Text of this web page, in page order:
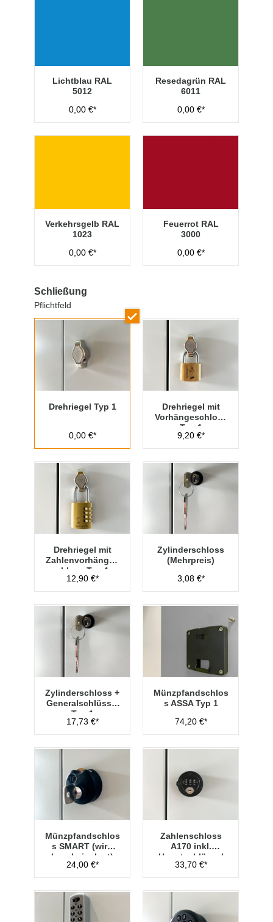
Lichtblau RAL
5012
0,00 €*
Resedagrün RAL
6011
0,00 €*
Verkehrsgelb RAL
1023
0,00 €*
Feuerrot RAL
3000
0,00 €*
Schließung
Pflichtfeld
Drehriegel Typ 1
0,00 €*
Drehriegel mit
Vorhängeschloss
Typ 1
9,20 €*
Drehriegel mit
Zahlenvorhänges
chloss Typ 1
12,90 €*
Zylinderschloss
(Mehrpreis)
3,08 €*
Zylinderschloss +
Generalschlüssel
Typ 1
17,73 €*
Münzpfandschlos
s ASSA Typ 1
74,20 €*
Münzpfandschlos
s SMART (wird
lose beigelegt)
24,00 €*
Zahlenschloss
A170 inkl.
Hauptschlüssel
Typ 1
33,70 €*